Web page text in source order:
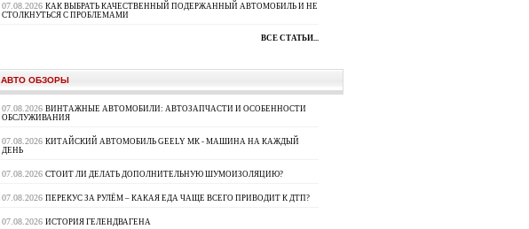
07.08.2026 КАК ВЫБРАТЬ КАЧЕСТВЕННЫЙ ПОДЕРЖАННЫЙ АВТОМОБИЛЬ И НЕ
СТОЛКНУТЬСЯ С ПРОБЛЕМАМИ
ВСЕ СТАТЬИ...
АВТО ОБЗОРЫ
07.08.2026 ВИНТАЖНЫЕ АВТОМОБИЛИ: АВТОЗАПЧАСТИ И ОСОБЕННОСТИ
ОБСЛУЖИВАНИЯ
07.08.2026 КИТАЙСКИЙ АВТОМОБИЛЬ GEELY МК - МАШИНА НА КАЖДЫЙ
ДЕНЬ
07.08.2026 СТОИТ ЛИ ДЕЛАТЬ ДОПОЛНИТЕЛЬНУЮ ШУМОИЗОЛЯЦИЮ?
07.08.2026 ПЕРЕКУС ЗА РУЛЁМ – КАКАЯ ЕДА ЧАЩЕ ВСЕГО ПРИВОДИТ К ДТП?
07.08.2026 ИСТОРИЯ ГЕЛЕНДВАГЕНА